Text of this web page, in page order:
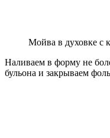
Мойва в духовке с
Наливаем в форму не
бульона и закрываем